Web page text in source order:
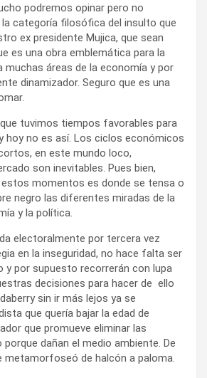
podremos opinar pero no
categoría filosófica del insulto que
ex presidente Mujica, que sean
es una obra emblemática para la
muchas áreas de la economía y por
dinamizador. Seguro que es una
tuvimos tiempos favorables para
hoy no es así. Los ciclos económicos
en este mundo loco,
son inevitables. Pues bien,
momentos es donde se tensa o
negro las diferentes miradas de la
y la política.
electoralmente por tercera vez
en la inseguridad, no hace falta ser
y por supuesto recorrerán con lupa
decisiones para hacer de ello
sin ir más lejos ya se
que quería bajar la edad de
que promueve eliminar las
dañan el medio ambiente. De
metamorfoseó de halcón a paloma.